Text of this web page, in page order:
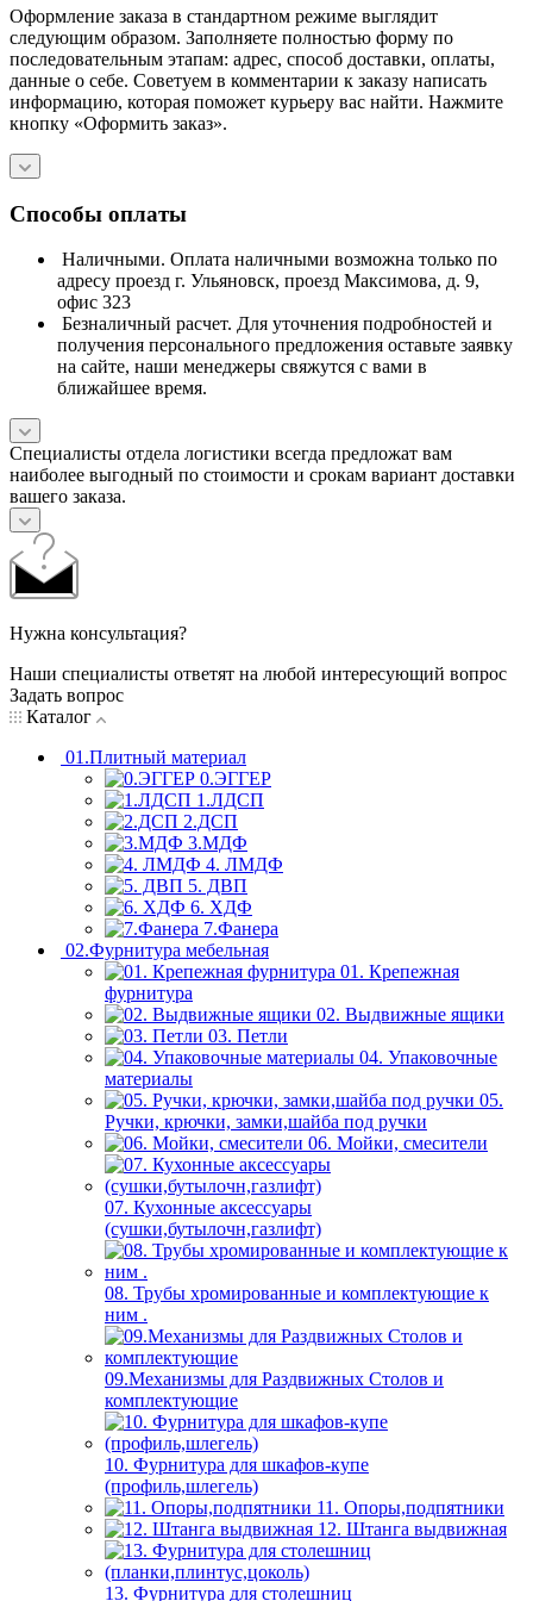
Оформление заказа в стандартном режиме выглядит
следующим образом. Заполняете полностью форму по
последовательным этапам: адрес, способ доставки, оплаты,
данные о себе. Советуем в комментарии к заказу написать
информацию, которая поможет курьеру вас найти. Нажмите
кнопку «Оформить заказ».
Способы оплаты
Наличными. Оплата наличными возможна только по
адресу проезд г. Ульяновск, проезд Максимова, д. 9,
офис 323
Безналичный расчет. Для уточнения подробностей и
получения персонального предложения оставьте заявку
на сайте, наши менеджеры свяжутся с вами в
ближайшее время.
Специалисты отдела логистики всегда предложат вам
наиболее выгодный по стоимости и срокам вариант доставки
вашего заказа.
Нужна консультация?
Наши специалисты ответят на любой интересующий вопрос
Задать вопрос
Каталог
01.Плитный материал
0.ЭГГЕР
1.ЛДСП
2.ДСП
3.МДФ
4. ЛМДФ
5. ДВП
6. ХДФ
7.Фанера
02.Фурнитура мебельная
01. Крепежная
фурнитура
02. Выдвижные ящики
03. Петли
04. Упаковочные
материалы
05.
Ручки, крючки, замки,шайба под ручки
06. Мойки, смесители
07. Кухонные аксессуары
(сушки,бутылочн,газлифт)
08. Трубы хромированные и комплектующие к
ним .
09.Механизмы для Раздвижных Столов и
комплектующие
10. Фурнитура для шкафов-купе
(профиль,шлегель)
11. Опоры,подпятники
12. Штанга выдвижная
13. Фурнитура для столешниц